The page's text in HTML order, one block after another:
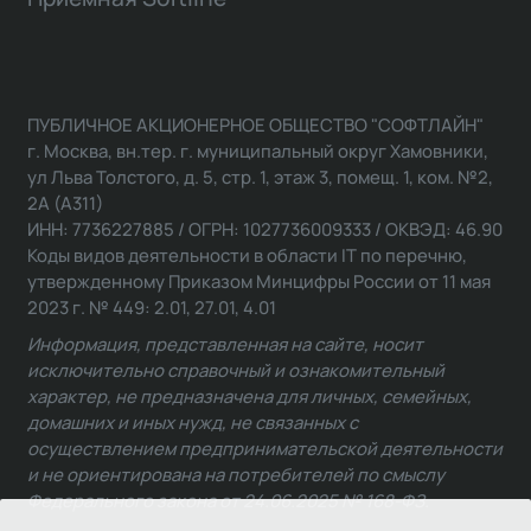
ПУБЛИЧНОЕ АКЦИОНЕРНОЕ ОБЩЕСТВО "СОФТЛАЙН"
г. Москва, вн.тер. г. муниципальный округ Хамовники,
ул Льва Толстого, д. 5, стр. 1, этаж 3, помещ. 1, ком. №2,
2А (А311)
ИНН: 7736227885 / ОГРН: 1027736009333 / ОКВЭД: 46.90
Коды видов деятельности в области IT по перечню,
утвержденному Приказом Минцифры России от 11 мая
2023 г. № 449: 2.01, 27.01, 4.01
Информация, представленная на сайте, носит
исключительно справочный и ознакомительный
характер, не предназначена для личных, семейных,
домашних и иных нужд, не связанных с
осуществлением предпринимательской деятельности
и не ориентирована на потребителей по смыслу
Федерального закона от 24.06.2025 № 168-ФЗ.